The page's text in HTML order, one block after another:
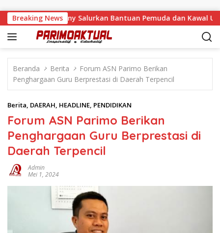
Breaking News
Malino, Feinny Salurkan Bantuan Pemuda dan Kawal Usulan
Beranda Berita
Forum ASN Parimo Berikan
Penghargaan Guru Berprestasi di Daerah Terpencil
Berita, DAERAH, HEADLINE, PENDIDIKAN
Forum ASN Parimo Berikan
Penghargaan Guru Berprestasi di
Daerah Terpencil
Admin
Mei 1, 2024